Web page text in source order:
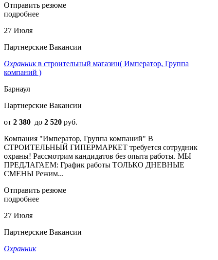
Отправить резюме
подробнее
27 Июля
Партнерские Вакансии
Охранникв строительный магазин( Император, Группа
компаний )
Барнаул
Партнерские Вакансии
от 2 380 до 2 520 руб.
Компания "Император, Группа компаний" В
СТРОИТЕЛЬНЫЙ ГИПЕРМАРКЕТ требуется сотрудник
охраны! Рассмотрим кандидатов без опыта работы. МЫ
ПРЕДЛАГАЕМ: График работы ТОЛЬКО ДНЕВНЫЕ
СМЕНЫ Режим...
Отправить резюме
подробнее
27 Июля
Партнерские Вакансии
Охранник